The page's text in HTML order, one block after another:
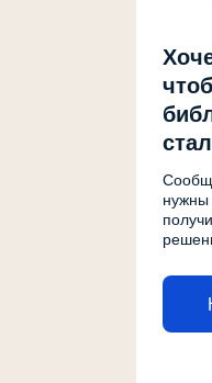
нужны